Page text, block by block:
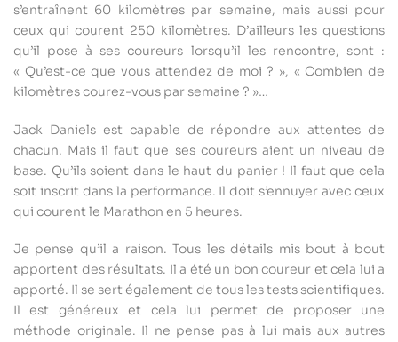
s’entraînent 60 kilomètres par semaine, mais aussi pour
ceux qui courent 250 kilomètres. D’ailleurs les questions
qu’il pose à ses coureurs lorsqu’il les rencontre, sont :
« Qu’est-ce que vous attendez de moi ? », « Combien de
kilomètres courez-vous par semaine ? »…
Jack Daniels est capable de répondre aux attentes de
chacun. Mais il faut que ses coureurs aient un niveau de
base. Qu’ils soient dans le haut du panier ! Il faut que cela
soit inscrit dans la performance. Il doit s’ennuyer avec ceux
qui courent le Marathon en 5 heures.
Je pense qu’il a raison. Tous les détails mis bout à bout
apportent des résultats. Il a été un bon coureur et cela lui a
apporté. Il se sert également de tous les tests scientifiques.
Il est généreux et cela lui permet de proposer une
méthode originale. Il ne pense pas à lui mais aux autres